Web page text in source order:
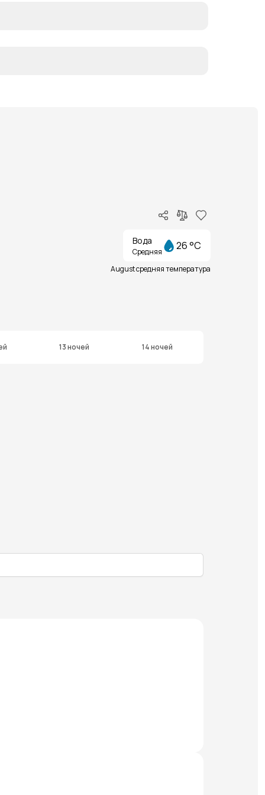
Вода
Средняя 26 °C
August средняя температура
13 ночей 14 ночей